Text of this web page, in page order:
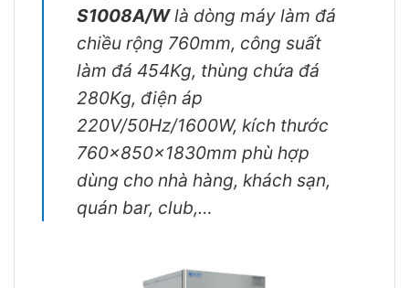
S1008A/Wlà dòng máy làm đá
chiều rộng 760mm, công suất
làm đá 454Kg, thùng chứa đá
280Kg, điện áp
220V/50Hz/1600W, kích thước
760x850x1830mm phù hợp
dùng cho nhà hàng, khách sạn,
quán bar, club,…